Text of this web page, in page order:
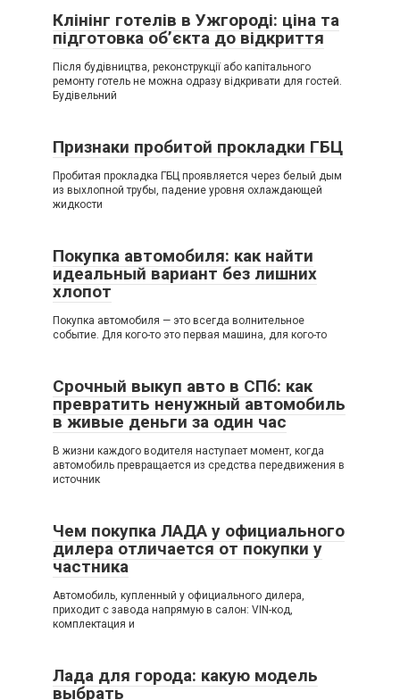
Клінінг готелів в Ужгороді: ціна та
підготовка об’єкта до відкриття
Після будівництва, реконструкції або капітального
ремонту готель не можна одразу відкривати для гостей.
Будівельний
Признаки пробитой прокладки ГБЦ
Пробитая прокладка ГБЦ проявляется через белый дым
из выхлопной трубы, падение уровня охлаждающей
жидкости
Покупка автомобиля: как найти
идеальный вариант без лишних
хлопот
Покупка автомобиля — это всегда волнительное
событие. Для кого-то это первая машина, для кого-то
Срочный выкуп авто в СПб: как
превратить ненужный автомобиль
в живые деньги за один час
В жизни каждого водителя наступает момент, когда
автомобиль превращается из средства передвижения в
источник
Чем покупка ЛАДА у официального
дилера отличается от покупки у
частника
Автомобиль, купленный у официального дилера,
приходит с завода напрямую в салон: VIN-код,
комплектация и
Лада для города: какую модель
выбрать